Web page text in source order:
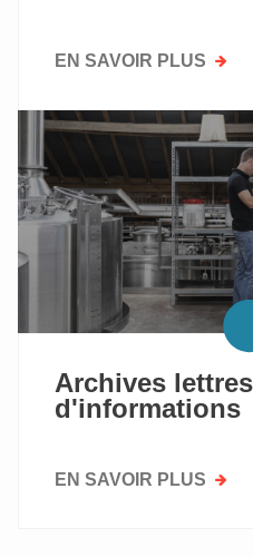
EN SAVOIR PLUS SUR
EEN
LEUK
IDEE
EEN
Archives lettres
d'informations
EN SAVOIR PLUS SUR